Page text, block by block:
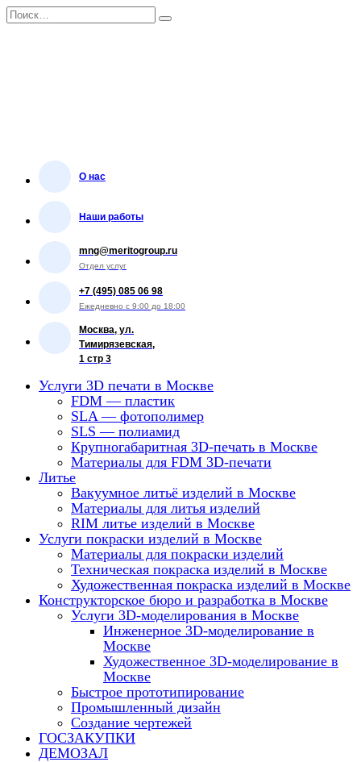
Перейти
к
Search
for:
О нас
Наши работы
mng@meritogroup.ru
Отдел услуг
+7 (495) 085 06 98
Ежедневно с 9:00 до 18:00
Москва, ул.
Тимирязевская,
1 стр 3
Услуги 3D печати в Москве
FDM — пластик
SLA — фотополимер
SLS — полиамид
Крупногабаритная 3D-печать в Москве
Материалы для FDM 3D-печати
Литье
Вакуумное литьё изделий в Москве
Материалы для литья изделий
RIM литье изделий в Москве
Услуги покраски изделий в Москве
Материалы для покраски изделий
Техническая покраска изделий в Москве
Художественная покраска изделий в Москве
Конструкторское бюро и разработка в Москве
Услуги 3D-моделирования в Москве
Инженерное 3D-моделирование в
Москве
Художественное 3D-моделирование в
Москве
Быстрое прототипирование
Промышленный дизайн
Создание чертежей
ГОСЗАКУПКИ
ДЕМОЗАЛ